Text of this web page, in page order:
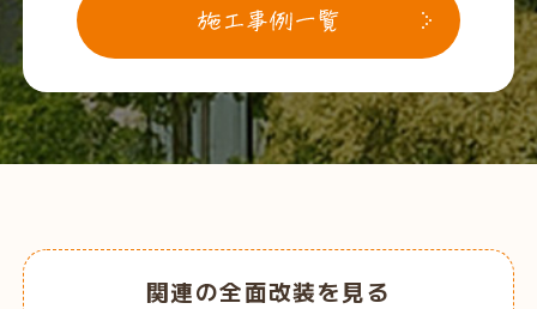
関連の全面改装を見る